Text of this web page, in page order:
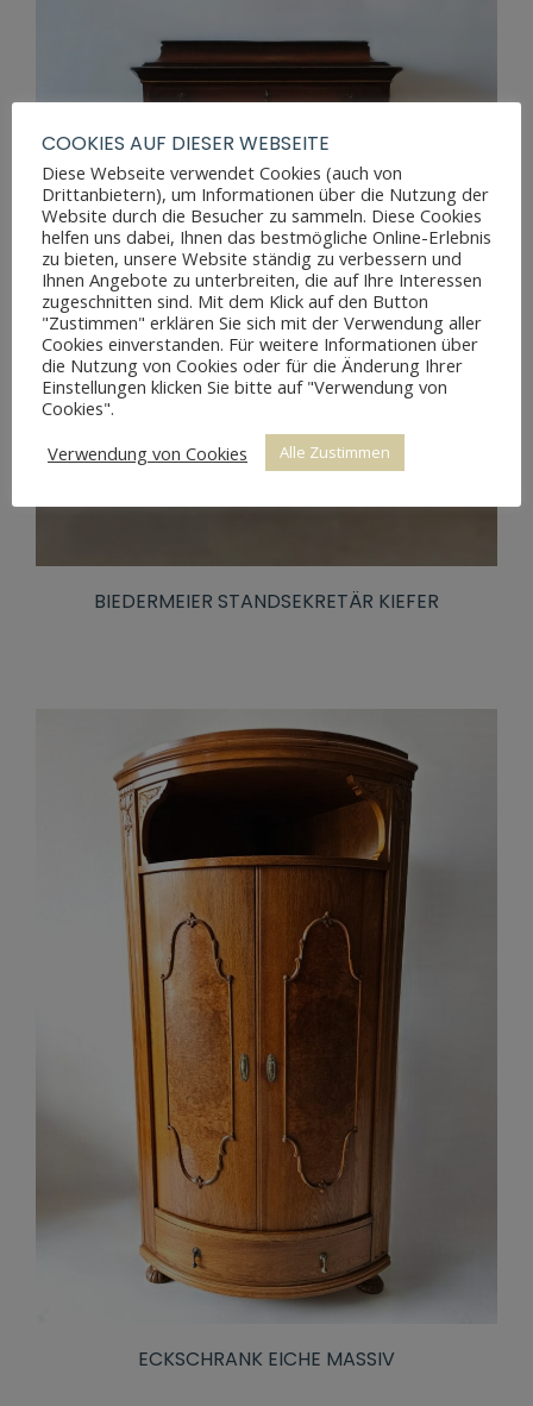
BIEDERMEIER STANDSEKRETÄR KIEFER
ECKSCHRANK EICHE MASSIV
COOKIES AUF DIESER WEBSEITE
Diese Webseite verwendet Cookies (auch von
Drittanbietern), um Informationen über die Nutzung der
Website durch die Besucher zu sammeln. Diese Cookies
helfen uns dabei, Ihnen das bestmögliche Online-Erlebnis
zu bieten, unsere Website ständig zu verbessern und
Ihnen Angebote zu unterbreiten, die auf Ihre Interessen
zugeschnitten sind. Mit dem Klick auf den Button
"Zustimmen" erklären Sie sich mit der Verwendung aller
Cookies einverstanden. Für weitere Informationen über
die Nutzung von Cookies oder für die Änderung Ihrer
Einstellungen klicken Sie bitte auf "Verwendung von
Cookies".
Verwendung von Cookies
Alle Zustimmen